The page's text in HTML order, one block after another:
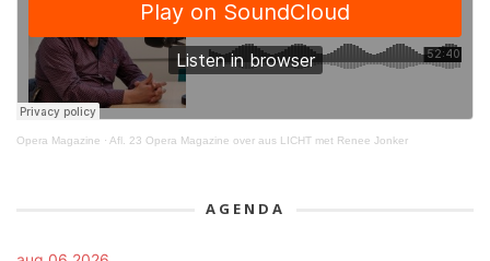
Opera Magazine · Afl. 23 Opera Magazine over aus LICHT met Renee Jonker
AGENDA